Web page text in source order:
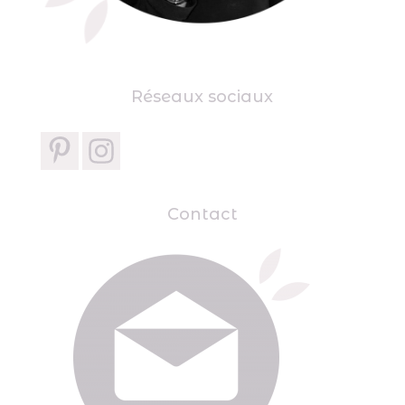
Réseaux sociaux
Contact